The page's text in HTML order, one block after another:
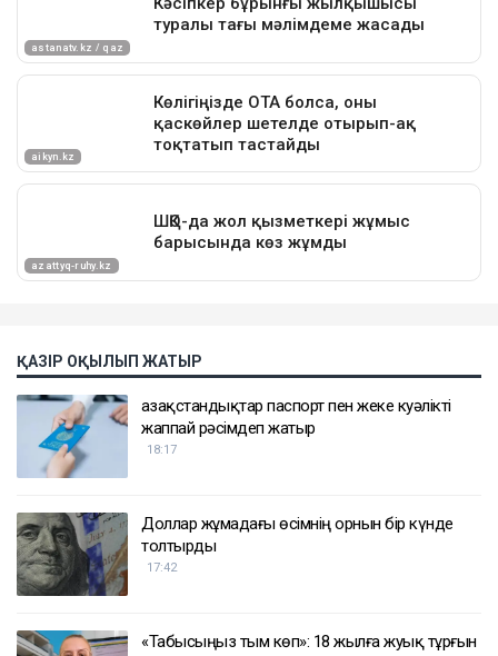
ҚАЗІР ОҚЫЛЫП ЖАТЫР
Қазақстандықтар паспорт пен жеке куәлікті
жаппай рәсімдеп жатыр
18:17
Доллар жұмадағы өсімнің орнын бір күнде
толтырды
17:42
«Табысыңыз тым көп»: 18 жылға жуық тұрғын